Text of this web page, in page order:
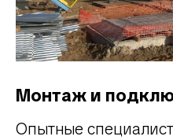
Монтаж и
Опытные